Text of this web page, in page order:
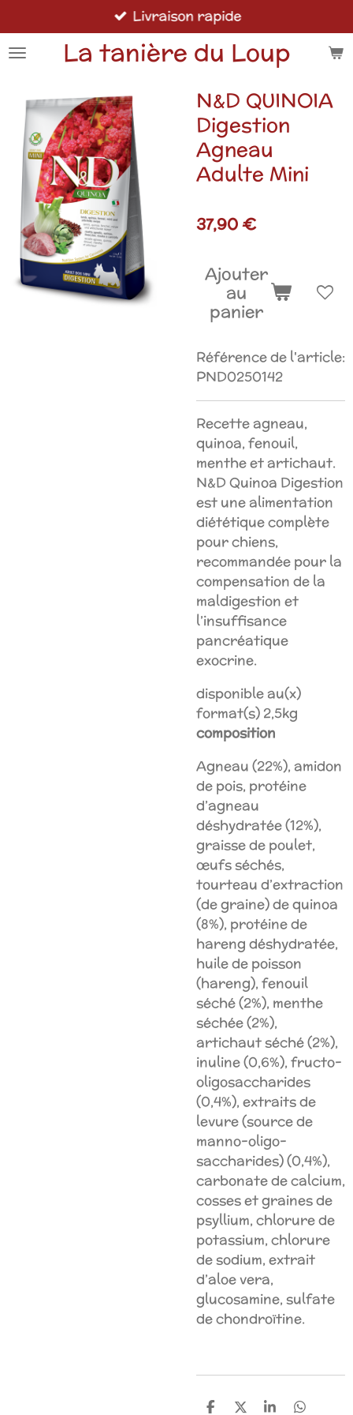
au
contenu
La tanière du Loup
Livraison rapide
N&D QUINOIA
Digestion
Agneau
Adulte Mini
37,90 €
Ajouter
au
panier
Référence de l'article:
PND0250142
Recette agneau,
quinoa, fenouil,
menthe et artichaut.
N&D Quinoa Digestion
est une alimentation
diététique complète
pour chiens,
recommandée pour la
compensation de la
maldigestion et
l’insuffisance
pancréatique
exocrine.
disponible au(x)
format(s) 2,5kg
composition
Agneau (22%), amidon
de pois, protéine
d’agneau
déshydratée (12%),
graisse de poulet,
œufs séchés,
tourteau d’extraction
(de graine) de quinoa
(8%), protéine de
hareng déshydratée,
huile de poisson
(hareng), fenouil
séché (2%), menthe
séchée (2%),
artichaut séché (2%),
inuline (0,6%), fructo-
oligosaccharides
(0,4%), extraits de
levure (source de
manno-oligo-
saccharides) (0,4%),
carbonate de calcium,
cosses et graines de
psyllium, chlorure de
potassium, chlorure
de sodium, extrait
d’aloe vera,
glucosamine, sulfate
de chondroïtine.